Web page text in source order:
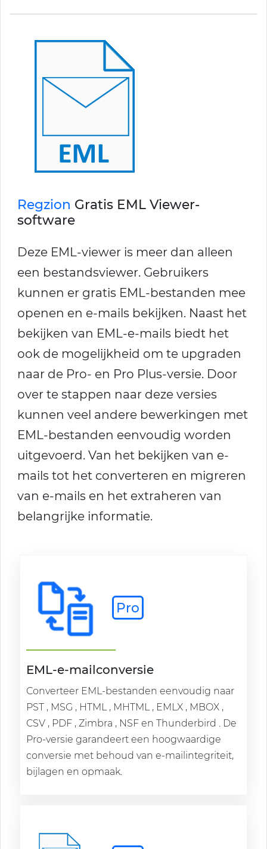
Regzion Gratis EML Viewer-
software
Deze EML-viewer is meer dan alleen
een bestandsviewer. Gebruikers
kunnen er gratis EML-bestanden mee
openen en e-mails bekijken. Naast het
bekijken van EML-e-mails biedt het
ook de mogelijkheid om te upgraden
naar de Pro- en Pro Plus-versie. Door
over te stappen naar deze versies
kunnen veel andere bewerkingen met
EML-bestanden eenvoudig worden
uitgevoerd. Van het bekijken van e-
mails tot het converteren en migreren
van e-mails en het extraheren van
belangrijke informatie.
Pro
EML-e-mailconversie
Converteer EML-bestanden eenvoudig naar
PST , MSG , HTML , MHTML , EMLX , MBOX ,
CSV , PDF , Zimbra , NSF en Thunderbird . De
Pro-versie garandeert een hoogwaardige
conversie met behoud van e-mailintegriteit,
bijlagen en opmaak.